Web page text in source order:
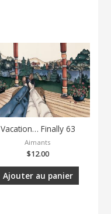
Vacation… Finally 63
Aimants
$12.00
Ajouter au panier